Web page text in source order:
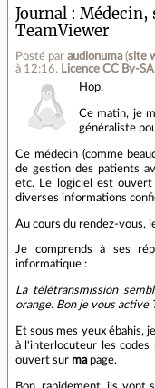
Journal
Médecin,
TeamViewer
Posté par audionuma (site
à 12:16. Licence CC
Hop.
Ce matin, je
généraliste
Ce médecin (comme
de gestion des patients
etc. Le logiciel est ouvert
diverses informations
Au cours du rendez-vous,
Je comprends à ses
informatique :
La télétransmission
orange. Bon je vous active
Et sous mes yeux ébahis,
à l'interlocuteur les codes
ouvert sur mapage.